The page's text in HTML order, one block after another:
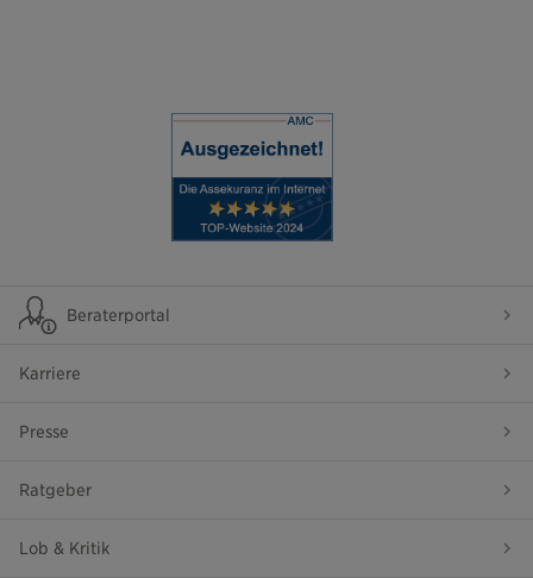
Beraterportal
Karriere
Presse
Ratgeber
Lob & Kritik